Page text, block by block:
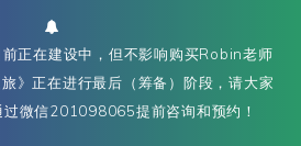
正在建设中，但不影响购买Robin老师
》正在进行最后（筹备）阶段，请大家
微信201098065提前咨询和预约！